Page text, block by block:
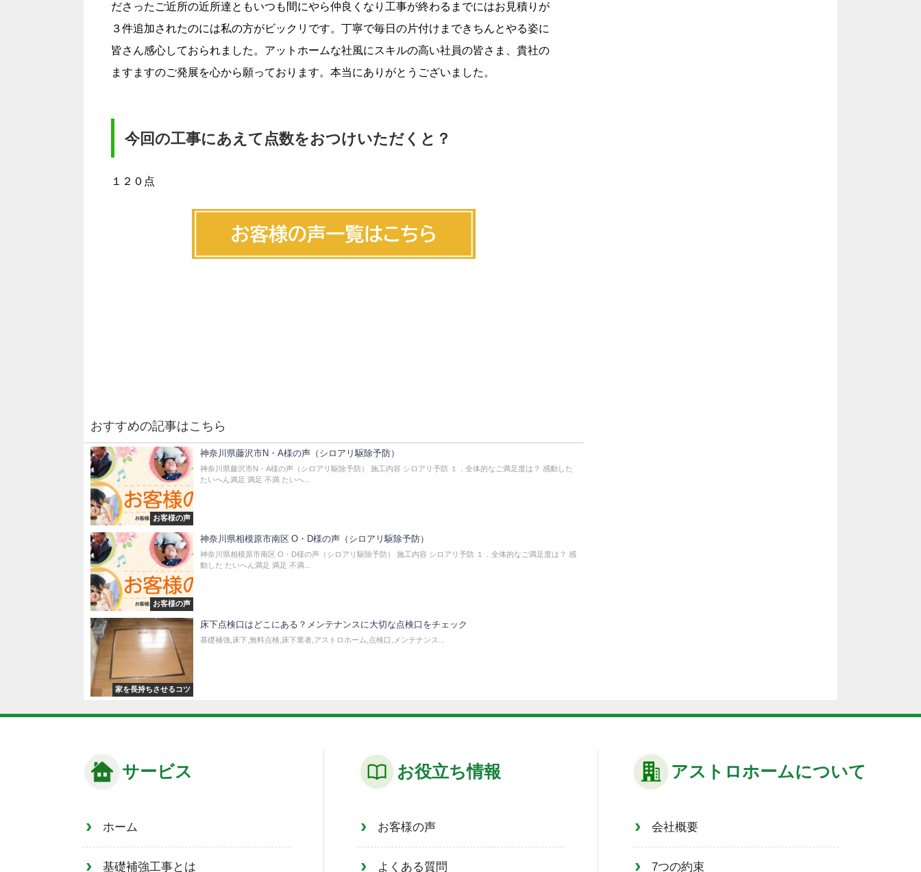
ださったご近所の近所達ともいつも間にやら仲良くなり工事が終わるまでにはお見積りが
３件追加されたのには私の方がビックリです。丁寧で毎日の片付けまできちんとやる姿に
皆さん感心しておられました。アットホームな社風にスキルの高い社員の皆さま、貴社の
ますますのご発展を心から願っております。本当にありがとうございました。
今回の工事にあえて点数をおつけいただくと？
１２０点
おすすめの記事はこちら
お客様の声
神奈川県藤沢市N・A様の声（シロアリ駆除予防）
神奈川県藤沢市N・A様の声（シロアリ駆除予防） 施工内容 シロアリ予防 １．全体的なご満足度は？ 感動した
たいへん満足 満足 不満 たいへ...
お客様の声
神奈川県相模原市南区 O・D様の声（シロアリ駆除予防）
神奈川県相模原市南区 O・D様の声（シロアリ駆除予防） 施工内容 シロアリ予防 １．全体的なご満足度は？ 感
動した たいへん満足 満足 不満...
家を長持ちさせるコツ
床下点検口はどこにある？メンテナンスに大切な点検口をチェック
基礎補強,床下,無料点検,床下業者,アストロホーム,点検口,メンテナンス...
サービス
ホーム
基礎補強工事とは
お役立ち情報
お客様の声
よくある質問
アストロホームについて
会社概要
7つの約束